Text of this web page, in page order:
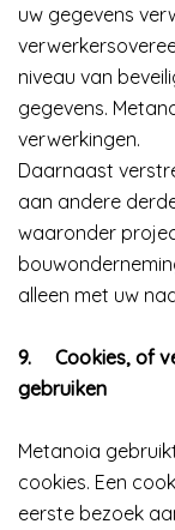
uw gegevens
niveau van
gegevens.
verwerkingen.
Daarnaast
aan andere
waaronder
alleen met uw
9.
Cookies, of
gebruiken
Metanoia
cookies. Een
eerste bezoek